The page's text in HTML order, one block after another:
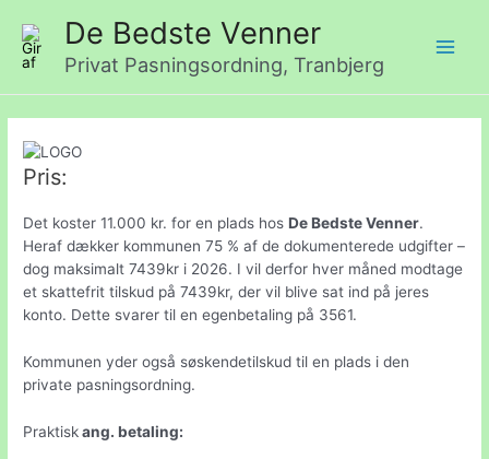
indholdet
De Bedste Venner
Privat Pasningsordning, Tranbjerg
Pris:
Det koster 11.000 kr. for en plads hosDe Bedste Venner.
Heraf dækker kommunen 75 % af de dokumenterede udgifter –
dog maksimalt 7439kr i 2026. I vil derfor hver måned modtage
et skattefrit tilskud på 7439kr, der vil blive sat ind på jeres
konto. Dette svarer til en egenbetaling på 3561.
Kommunen yder også søskendetilskud til en plads i den
private pasningsordning.
Praktiskang. betaling: